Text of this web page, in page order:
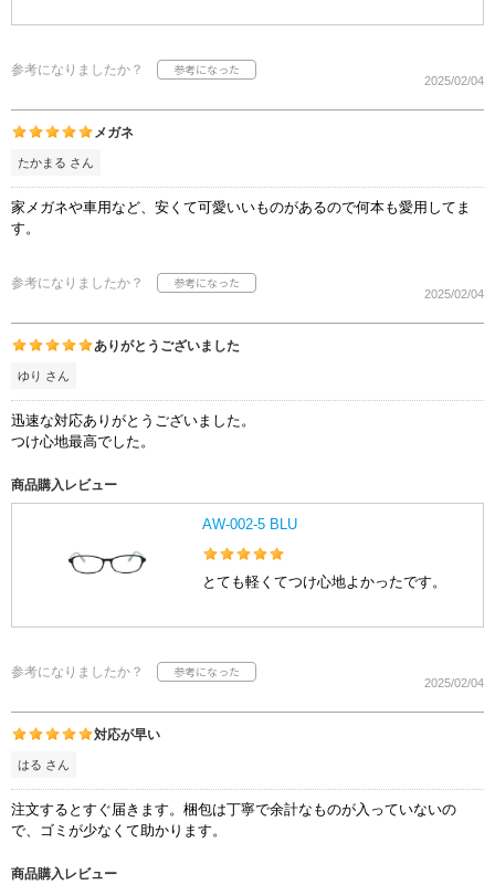
参考になりましたか？
2025/02/04
メガネ
たかまる さん
家メガネや車用など、安くて可愛いいものがあるので何本も愛用してま
す。
参考になりましたか？
2025/02/04
ありがとうございました
ゆり さん
迅速な対応ありがとうございました。
つけ心地最高でした。
商品購入レビュー
AW-002-5 BLU
とても軽くてつけ心地よかったです。
参考になりましたか？
2025/02/04
対応が早い
はる さん
注文するとすぐ届きます。梱包は丁寧で余計なものが入っていないの
で、ゴミが少なくて助かります。
商品購入レビュー